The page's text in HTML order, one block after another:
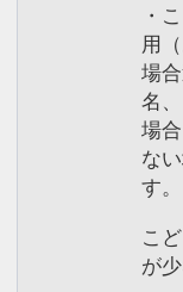
・
用
場
名
場
な
す。
こ
が